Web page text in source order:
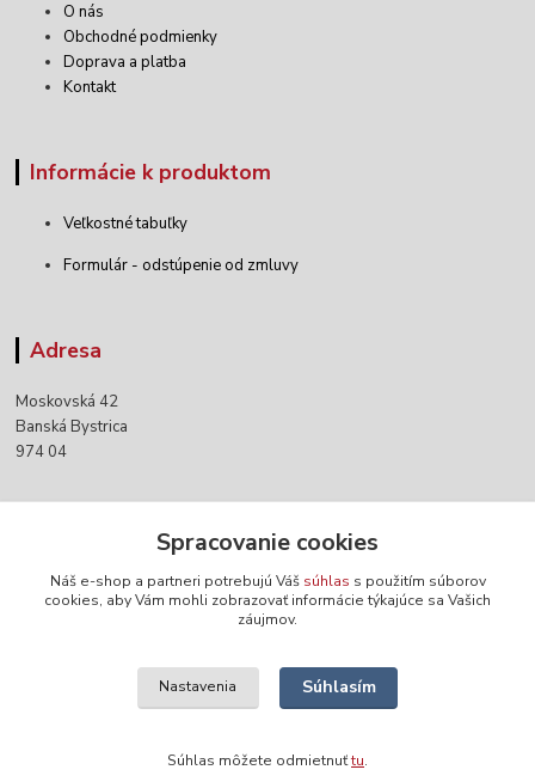
O nás
Obchodné podmienky
Doprava a platba
Kontakt
Informácie k produktom
Veľkostné tabuľky
Formulár - odstúpenie od zmluvy
Adresa
Moskovská 42
Banská Bystrica
974 04
+421 903 152 158
Spracovanie cookies
Náš e-shop a partneri potrebujú Váš súhlas s použitím súborov
cookies, aby Vám mohli zobrazovať informácie týkajúce sa Vašich
záujmov.
Nastavenia Súhlasím
Súhlas môžete odmietnuťtu.